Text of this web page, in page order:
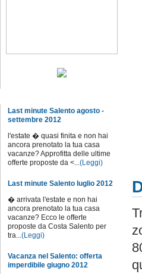
Last minute Salento agosto -
settembre 2012
l'estate � quasi finita e non hai
ancora prenotato la tua casa
vacanze? Approfitta delle ultime
offerte proposte da <...(Leggi)
Last minute Salento luglio 2012
� arrivata l'estate e non hai
ancora prenotato la tua casa
vacanze? Ecco le offerte
proposte da Costa Salento per
tra...(Leggi)
Vacanza nel Salento: offerta
imperdibile giugno 2012